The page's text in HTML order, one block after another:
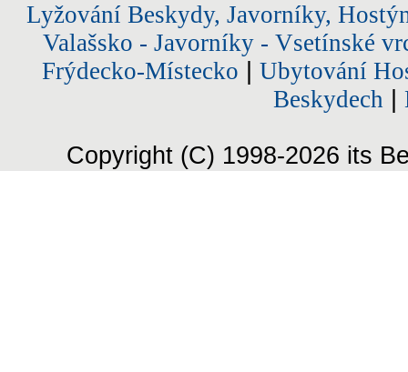
Lyžování Beskydy, Javorníky,
Valašsko - Javorníky - Vsetínské
Frýdecko-Místecko
Ubytování
Beskydech
Copyright (C) 1998-2026 its